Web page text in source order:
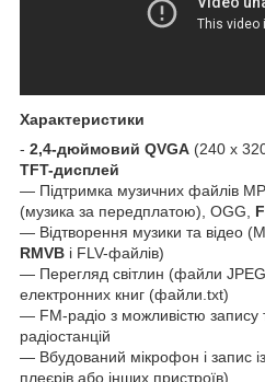
Характеристики
- 2,4-дюймовий QVGA (240 x
TFT-дисплей
― Підтримка музичних файлів
(музика за передплатою), OGG,
― Відтворення музики та відео
RMVB і FLV-файлів)
― Перегляд світлин (файли
електронних книг (файли.txt)
— FM-радіо з можливістю
радіостанцій
― Вбудований мікрофон і запис
плеєрів або інших пристроїв)